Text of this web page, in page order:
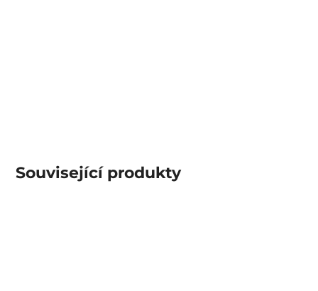
Související produkty